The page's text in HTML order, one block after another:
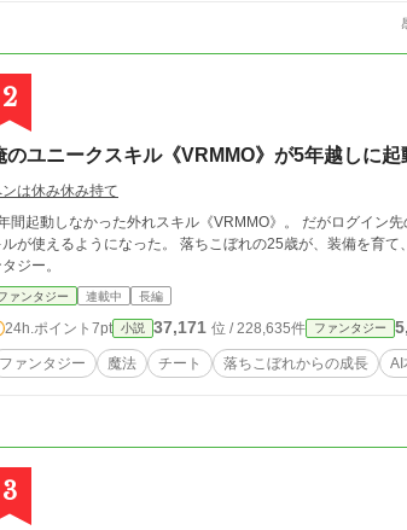
2
のユニークスキル《VRMMO》が5年越しに起
は休み休み持て
間起動しなかった外れスキル《VRMMO》。 だがログイン
るようになった。 落ちこぼれの25歳が、装備を育て、人との関係を取り戻しながら成り上がっていく現代ダンジョンファ
ジー。
ァンタジー 連載中 長編
24h.ポイント 7pt 小説 37,171 位 / 228,635件 ファンタジー
ファンタジー 魔法 チート 落ちこぼれからの成長 AI
3